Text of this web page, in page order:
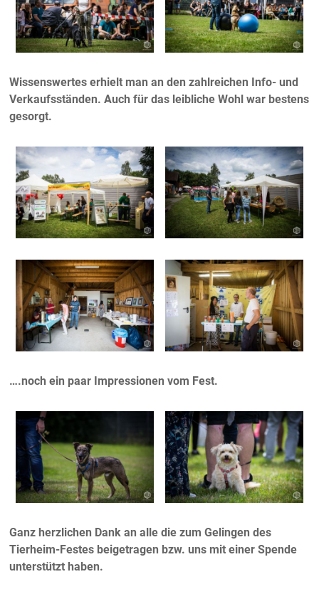
Wissenswertes erhielt man an den zahlreichen Info- und
Verkaufsständen. Auch für das leibliche Wohl war bestens
gesorgt.
….noch ein paar Impressionen vom Fest.
Ganz herzlichen Dank an alle die zum Gelingen des
Tierheim-Festes beigetragen bzw. uns mit einer Spende
unterstützt haben.